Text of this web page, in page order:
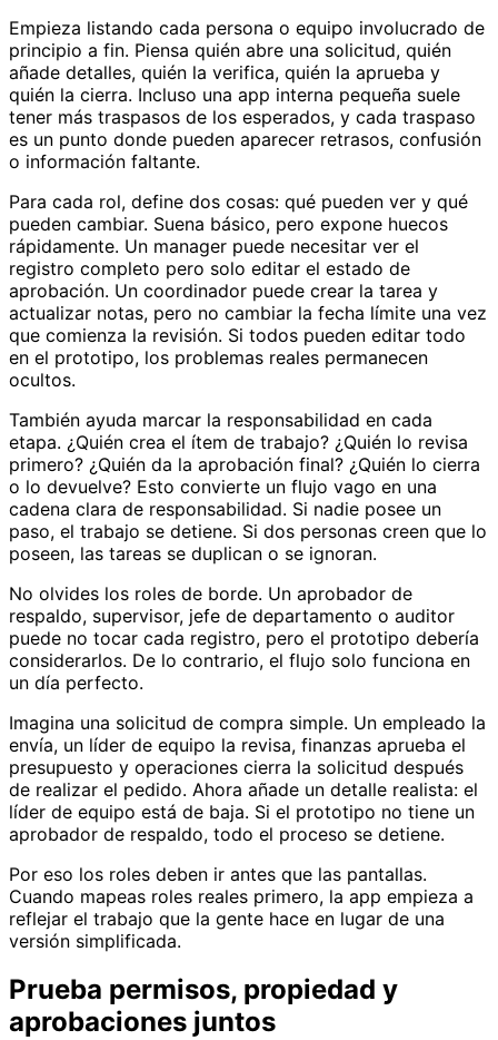
Empieza listando cada persona o equipo involucrado de
principio a fin. Piensa quién abre una solicitud, quién
añade detalles, quién la verifica, quién la aprueba y
quién la cierra. Incluso una app interna pequeña suele
tener más traspasos de los esperados, y cada traspaso
es un punto donde pueden aparecer retrasos, confusión
o información faltante.
Para cada rol, define dos cosas: qué pueden ver y qué
pueden cambiar. Suena básico, pero expone huecos
rápidamente. Un manager puede necesitar ver el
registro completo pero solo editar el estado de
aprobación. Un coordinador puede crear la tarea y
actualizar notas, pero no cambiar la fecha límite una vez
que comienza la revisión. Si todos pueden editar todo
en el prototipo, los problemas reales permanecen
ocultos.
También ayuda marcar la responsabilidad en cada
etapa. ¿Quién crea el ítem de trabajo? ¿Quién lo revisa
primero? ¿Quién da la aprobación final? ¿Quién lo cierra
o lo devuelve? Esto convierte un flujo vago en una
cadena clara de responsabilidad. Si nadie posee un
paso, el trabajo se detiene. Si dos personas creen que lo
poseen, las tareas se duplican o se ignoran.
No olvides los roles de borde. Un aprobador de
respaldo, supervisor, jefe de departamento o auditor
puede no tocar cada registro, pero el prototipo debería
considerarlos. De lo contrario, el flujo solo funciona en
un día perfecto.
Imagina una solicitud de compra simple. Un empleado la
envía, un líder de equipo la revisa, finanzas aprueba el
presupuesto y operaciones cierra la solicitud después
de realizar el pedido. Ahora añade un detalle realista: el
líder de equipo está de baja. Si el prototipo no tiene un
aprobador de respaldo, todo el proceso se detiene.
Por eso los roles deben ir antes que las pantallas.
Cuando mapeas roles reales primero, la app empieza a
reflejar el trabajo que la gente hace en lugar de una
versión simplificada.
Prueba permisos, propiedad y
aprobaciones juntos